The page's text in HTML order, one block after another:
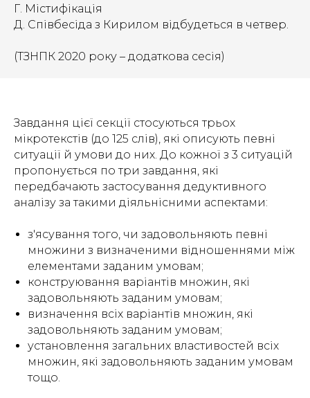
Г. Містифікація
Д. Співбесіда з Кирилом відбудеться в четвер.
(ТЗНПК 2020 року – додаткова сесія)
Завдання цієї секції стосуються трьох
мікротекстів (до 125 слів), які описують певні
ситуації й умови до них. До кожної з 3 ситуацій
пропонується по три завдання, які
передбачають застосування дедуктивного
аналізу за такими діяльнісними аспектами:
з'ясування того, чи задовольняють певні
множини з визначеними відношеннями між
елементами заданим умовам;
конструювання варіантів множин, які
задовольняють заданим умовам;
визначення всіх варіантів множин, які
задовольняють заданим умовам;
установлення загальних властивостей всіх
множин, які задовольняють заданим умовам
тощо.